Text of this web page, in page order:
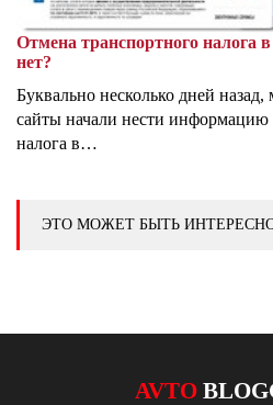
Отмена транспортного налога
нет?
Буквально несколько дней
сайты начали нести информацию
налога в…
ЭТО МОЖЕТ БЫТЬ
AVTO